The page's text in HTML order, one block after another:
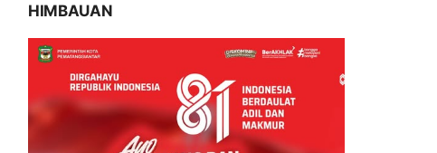
HIMBAUAN